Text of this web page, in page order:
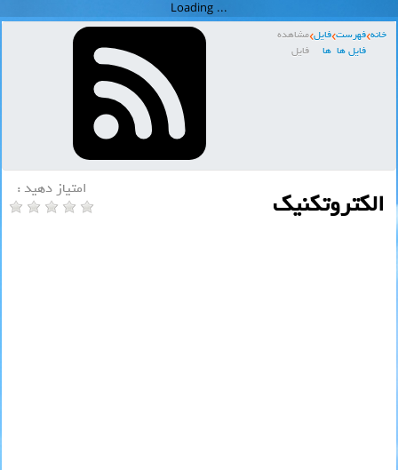
خانه فهرست
فایل ها
فایل
ها
مشاهده
فایل
امتیاز دهید : الکتروتکنیک